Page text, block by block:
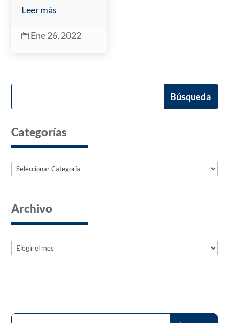
Leer más
 Ene 26, 2022
Categorías
Categorías
Archivo
Archives